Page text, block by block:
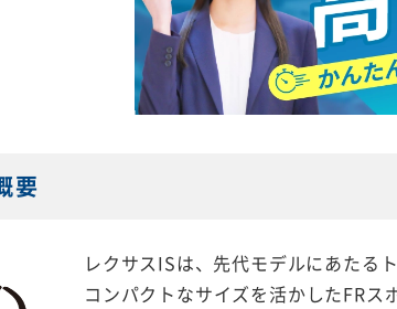
要
レクサスISは、先代モデルにあたる
コンパクトなサイズを活かしたFRス